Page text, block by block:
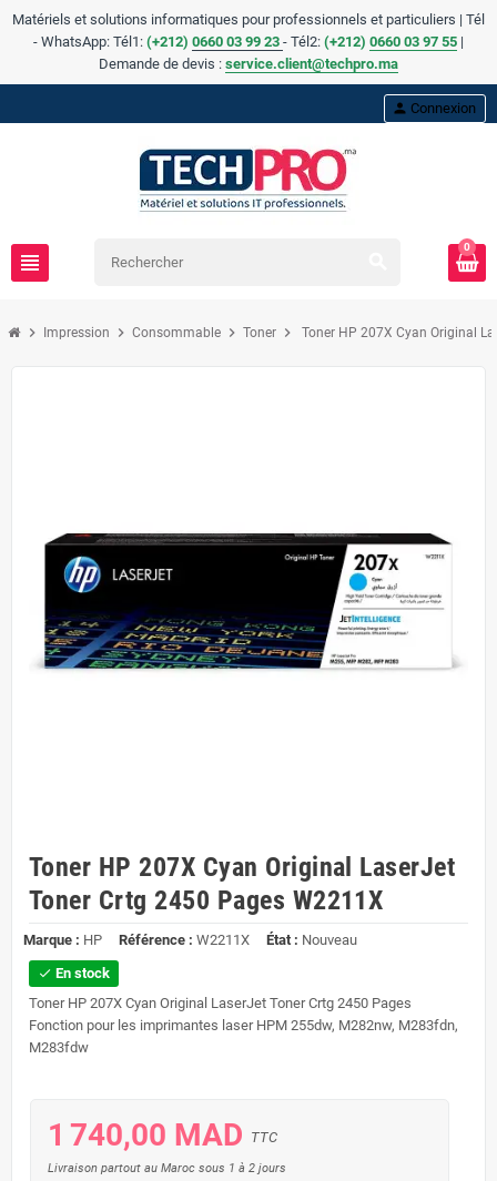
Matériels et solutions informatiques pour professionnels et particuliers | Tél
- WhatsApp: Tél1: (+212) 0660 03 99 23 - Tél2: (+212) 0660 03 97 55 |
Demande de devis : service.client@techpro.ma
view_headline
person Connexion
0
chevron_right Impression chevron_right Consommable chevron_right Toner chevron_right Toner HP 207X Cyan Original
Toner HP 207X Cyan Original LaserJet
Toner Crtg 2450 Pages W2211X
Marque : HP Référence : W2211X État : Nouveau
check En stock
Toner HP 207X Cyan Original LaserJet Toner Crtg 2450 Pages
Fonction pour les imprimantes laser HPM 255dw, M282nw, M283fdn,
M283fdw
1 740,00 MAD TTC
Livraison partout au Maroc sous 1 à 2 jours